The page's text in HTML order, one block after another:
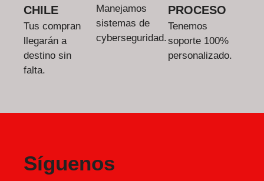
CHILE
Tus compran
llegarán a
destino sin
falta.
Manejamos
sistemas de
cyberseguridad.
PROCESO
Tenemos
soporte 100%
personalizado.
Síguenos